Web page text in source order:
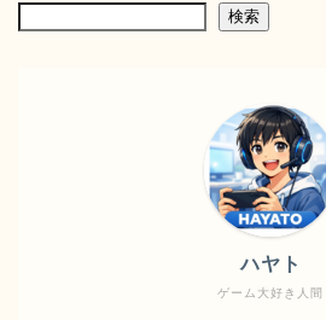
検索
ゲーム大好き人間
ハヤト